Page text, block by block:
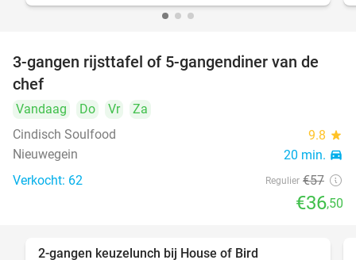
36%
3-gangen rijsttafel of 5-gangendiner van de
chef
Vandaag Do Vr
Za
Cindisch Soulfood
9.8 star
Nieuwegein 20 min. directions_car
Verkocht: 62 Regulier €57
€36,50
2-gangen keuzelunch bij House of Bird